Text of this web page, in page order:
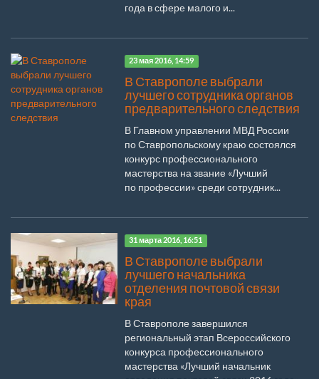
года в сфере малого и...
23 мая 2016, 14:59
В Ставрополе выбрали
лучшего сотрудника органов
предварительного следствия
В Главном управлении МВД России
по Ставропольскому краю состоялся
конкурс профессионального
мастерства на звание «Лучший
по профессии» среди сотрудник...
31 марта 2016, 16:51
В Ставрополе выбрали
лучшего начальника
отделения почтовой связи
края
В Ставрополе завершился
региональный этап Всероссийского
конкурса профессионального
мастерства «Лучший начальник